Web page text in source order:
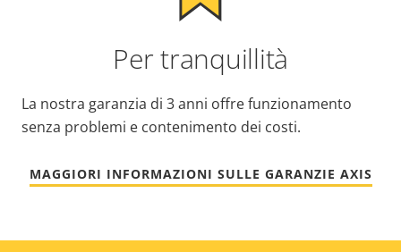
Per tranquillità
La nostra garanzia di 3 anni offre funzionamento
senza problemi e contenimento dei costi.
MAGGIORI INFORMAZIONI SULLE GARANZIE AXIS